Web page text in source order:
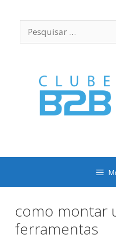
conteúdo
por:
como montar
ferramentas